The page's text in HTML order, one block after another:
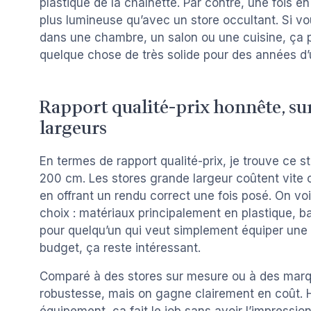
plastique de la chaînette. Par contre, une fois
plus lumineuse qu’avec un store occultant. Si
dans une chambre, un salon ou une cuisine, ça
quelque chose de très solide pour des années
Rapport qualité-prix honnête,
largeurs
En termes de rapport qualité-prix, je trouve ce
200 cm. Les stores grande largeur coûtent
en offrant un rendu correct une fois posé. On
choix : matériaux principalement en plastique,
pour quelqu’un qui veut simplement équiper
budget, ça reste intéressant.
Comparé à des stores sur mesure ou à des
robustesse, mais on gagne clairement en coût.